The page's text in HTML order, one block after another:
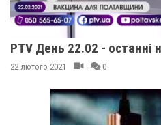
PTV День 22.02 - останні
22 лютого 2021 0